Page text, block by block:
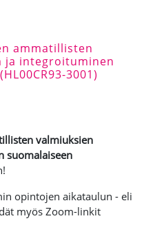
ammatillisten
ja integroituminen
3001)
valmiuksien
suomalaiseen
opintojen aikataulun - eli
myös Zoom-linkit